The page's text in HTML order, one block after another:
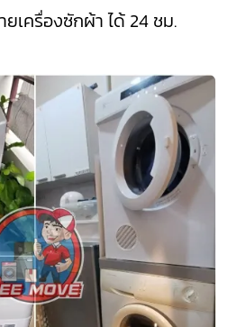
เครื่องซักผ้า ได้ 24 ชม.